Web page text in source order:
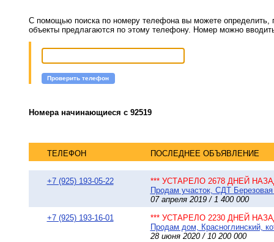
С помощью поиска по номеру телефона вы можете определить,
объекты предлагаются по этому телефону. Номер можно
Проверить телефон
Номера начинающиеся с 92519
ТЕЛЕФОН ПОСЛЕДНЕЕ ОБЪЯВЛЕНИЕ
+7 (925) 193-05-22
*** УСТАРЕЛО 2678 ДНЕЙ
Продам участок, СДТ Березовая
07 апреля 2019 / 1 400 000
+7 (925) 193-16-01
*** УСТАРЕЛО 2230 ДНЕЙ
Продам дом, Красноглинский,
28 июня 2020 / 10 200 000